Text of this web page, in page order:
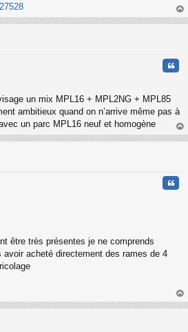
au
un mix MPL16 + MPL2NG + MPL85
ambitieux quand on n’arrive même pas à
un parc MPL16 neuf et homogène
au
être très présentes je ne comprends
avoir acheté directement des rames de 4
au